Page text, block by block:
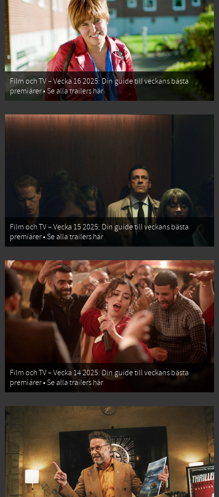
Film och TV – Vecka 16 2025: Din guide till veckans bästa
premiärer • Se alla trailers här
Film och TV – Vecka 15 2025: Din guide till veckans bästa
premiärer • Se alla trailers här
Film och TV – Vecka 14 2025: Din guide till veckans bästa
premiärer • Se alla trailers här